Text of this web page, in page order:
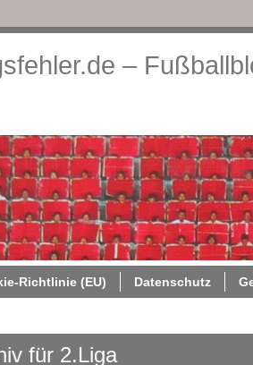
–
Richtlinie (EU) Datenschutz
für 2.Liga